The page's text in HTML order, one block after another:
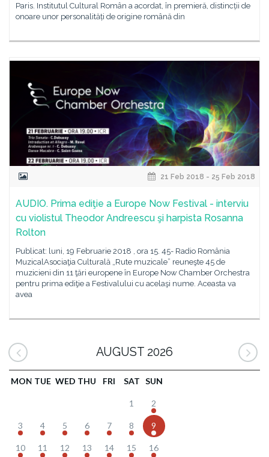
Paris. Institutul Cultural Român a acordat, în premieră, distincții de
onoare unor personalități de origine română din
21 Feb 2018 - 25 Feb 2018
AUDIO. Prima ediţie a Europe Now Festival - interviu
cu violistul Theodor Andreescu şi harpista Rosanna
Rolton
Publicat: luni, 19 Februarie 2018 , ora 15. 45- Radio România
MuzicalAsociaţia Culturală „Rute muzicale” reuneşte 45 de
muzicieni din 11 ţări europene în Europe Now Chamber Orchestra
pentru prima ediţie a Festivalului cu acelaşi nume. Aceasta va
avea
AUGUST 2026
MON TUE WED THU FRI SAT SUN
1 2
3 4 5 6 7 8 9
10 11 12 13 14 15 16